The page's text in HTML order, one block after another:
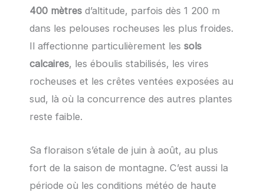
400 mètres d’altitude, parfois dès 1 200 m
dans les pelouses rocheuses les plus froides.
Il affectionne particulièrement les sols
calcaires, les éboulis stabilisés, les vires
rocheuses et les crêtes ventées exposées au
sud, là où la concurrence des autres plantes
reste faible.
Sa floraison s’étale de juin à août, au plus
fort de la saison de montagne. C’est aussi la
période où les conditions météo de haute